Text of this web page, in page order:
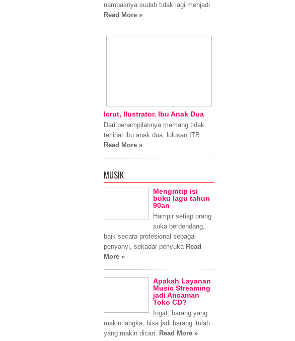
nampaknya sudah tidak lagi menjadi
Read More »
Icrut, Ilustrator, Ibu Anak Dua
Dari penampilannya memang tidak
terlihat ibu anak dua, lulusan ITB
Read More »
MUSIK
Mengintip isi
buku lagu tahun
90an
Hampir setiap orang
suka berdendang,
baik secara profesional sebagai
penyanyi, sekadar penyuka Read
More »
Apakah Layanan
Music Streaming
jadi Ancaman
Toko CD?
Ingat, barang yang
makin langka, bisa jadi barang itulah
yang makin dicari.
Read More »